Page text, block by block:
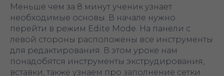
Меньше чем за 8 минут ученик узнает
необходимые основы. В начале нужно
перейти в режим Edite Mode. На панели с
левой стороны расположены все инструменты
для редактирования. В этом уроке нам
понадобятся инструменты экструдирования,
вставки, также узнаем про заполнение сетки